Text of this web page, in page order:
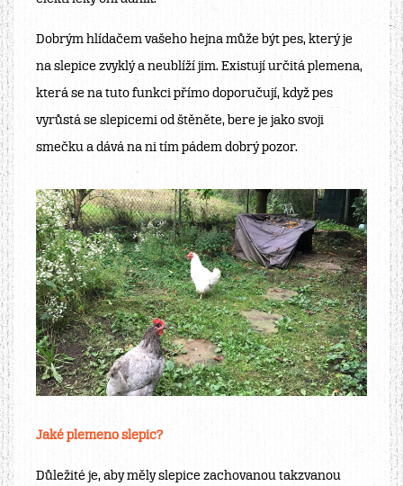
Dobrým hlídačem vašeho hejna může být pes, který je
na slepice zvyklý a neublíží jim. Existují určitá plemena,
která se na tuto funkci přímo doporučují, když pes
vyrůstá se slepicemi od štěněte, bere je jako svoji
smečku a dává na ni tím pádem dobrý pozor.
Jaké plemeno slepic?
Důležité je, aby měly slepice zachovanou takzvanou